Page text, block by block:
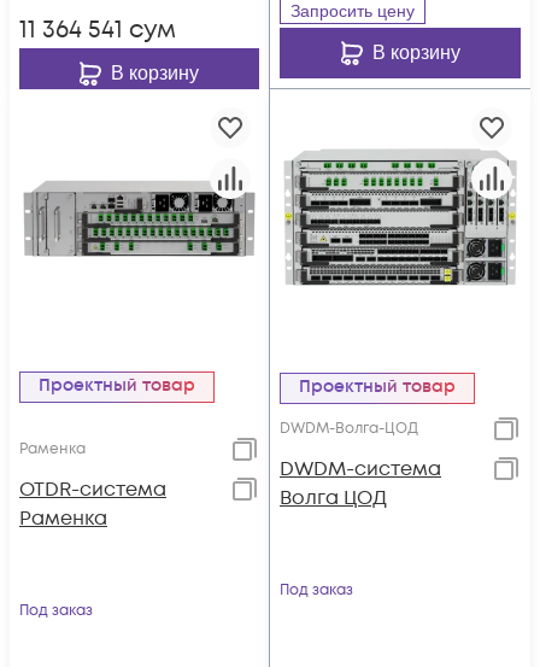
11 364 541 сум
В корзину
Запросить цену
В корзину
Проектный товар
Раменка
OTDR-система
Раменка
Под заказ
Проектный товар
DWDM-Волга-ЦОД
DWDM-система
Волга ЦОД
Под заказ